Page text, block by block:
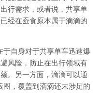
行需求，或者说，共享单
经在蚕食原本属于滴滴的
自身对于共享单车迅速爆
风险，防止在出行领域有
。另一方面，滴滴可以通
，覆盖到滴滴还未涉足的